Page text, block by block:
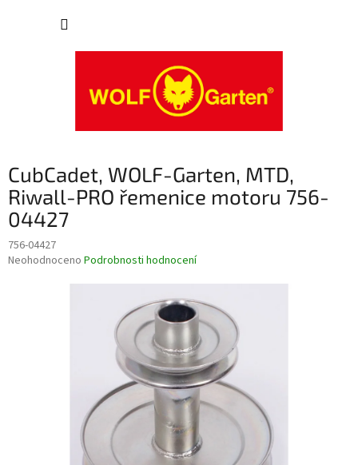
CubCadet, WOLF-Garten, MTD,
Riwall-PRO řemenice motoru 756-
04427
756-04427
Průměrné
Neohodnoceno Podrobnosti hodnocení